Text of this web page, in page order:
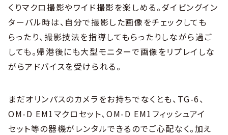
くりマクロ撮影やワイド撮影を楽しめる。ダイビングイン
ターバル時は、自分で撮影した画像をチェックしても
らったり、撮影技法を指導してもらったりしながら過ご
しても。帰港後にも大型モニターで画像をリプレイしな
がらアドバイスを受けられる。
まだオリンパスのカメラをお持ちでなくとも、TG-6、
OM-D EM1マクロセット、OM-D EM1フィッシュアイ
セット等の器機がレンタルできるのでご心配なく。加え